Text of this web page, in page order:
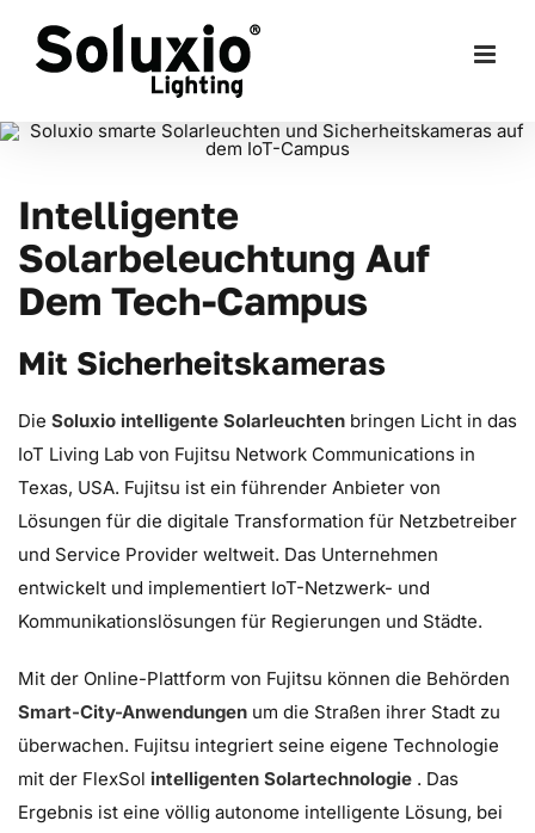
Intelligente
Solarbeleuchtung Auf
Dem Tech-Campus
Mit Sicherheitskameras
Die Soluxio intelligente Solarleuchten bringen Licht in das
IoT Living Lab von Fujitsu Network Communications in
Texas, USA. Fujitsu ist ein führender Anbieter von
Lösungen für die digitale Transformation für Netzbetreiber
und Service Provider weltweit. Das Unternehmen
entwickelt und implementiert IoT-Netzwerk- und
Kommunikationslösungen für Regierungen und Städte.
Mit der Online-Plattform von Fujitsu können die Behörden
Smart-City-Anwendungen um die Straßen ihrer Stadt zu
überwachen. Fujitsu integriert seine eigene Technologie
mit der FlexSol intelligenten Solartechnologie . Das
Ergebnis ist eine völlig autonome intelligente Lösung, bei